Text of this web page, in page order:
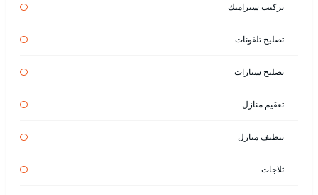
تركيب سيراميك
تصليح تلفونات
تصليح سيارات
تعقيم منازل
تنظيف منازل
ثلاجات